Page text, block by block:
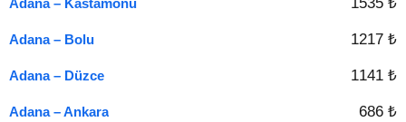
Adana – Kastamonu
Adana – Bolu 1217 ₺
Adana – Düzce 1141 ₺
Adana – Ankara 686 ₺